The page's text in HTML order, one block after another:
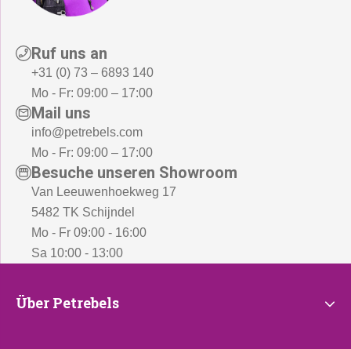
Ruf uns an
+31 (0) 73 – 6893 140
Mo - Fr: 09:00 – 17:00
Mail uns
info@petrebels.com
Mo - Fr: 09:00 – 17:00
Besuche unseren Showroom
Van Leeuwenhoekweg 17
5482 TK Schijndel
Mo - Fr 09:00 - 16:00
Sa 10:00 - 13:00
Über
Über Petrebels